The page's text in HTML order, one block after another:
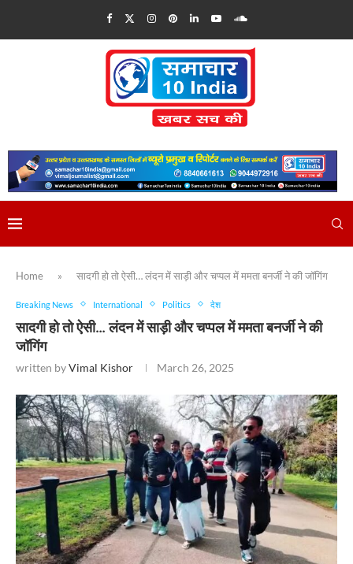
Home » सादगी हो तो ऐसी… लंदन में साड़ी और चप्पल में ममता बनर्जी ने की जॉगिंग
Breaking News International Politics देश
सादगी हो तो ऐसी… लंदन में साड़ी और चप्पल में ममता बनर्जी ने की
जॉगिंग
written byVimal Kishor March 26, 2025